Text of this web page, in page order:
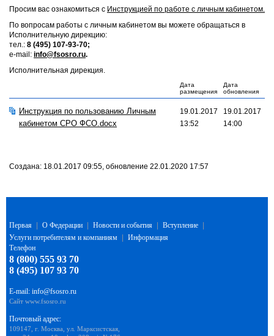
Просим вас ознакомиться с Инструкцией по работе с личным кабинетом.
По вопросам работы с личным кабинетом вы можете обращаться в
Исполнительную дирекцию:
тел.: 8 (495) 107-93-70;
e-mail: info@fsosro.ru.
Исполнительная дирекция.
Дата
размещения
Дата
обновления
Инструкция по пользованию Личным
кабинетом СРО ФСО.docx
19.01.2017
13:52
19.01.2017
14:00
Создана: 18.01.2017 09:55, обновление 22.01.2020 17:57
Первая О Федерации Новости и события Вступление
Услуги потребителям и компаниям
Информация
Телефон
8 (800) 555 93 70
8 (495) 107 93 70
E-mail: info@fsosro.ru
Сайт www.fsosro.ru
Почтовый адрес:
109147, г. Москва, ул. Марксистская,